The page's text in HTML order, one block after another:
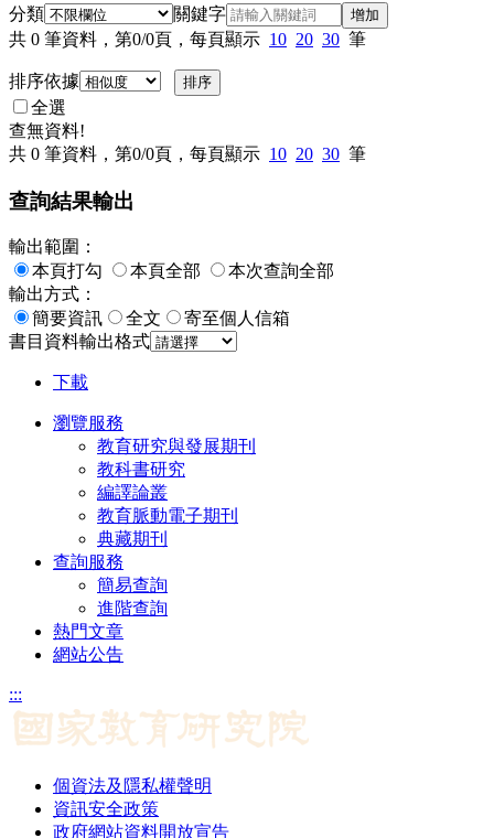
分類
關鍵字 增加
共 0 筆資料，第0/0頁，每頁顯示 10 20 30 筆
排序依據
全選
查無資料!
共 0 筆資料，第0/0頁，每頁顯示 10 20 30 筆
查詢結果輸出
輸出範圍：
本頁打勾
本頁全部
本次查詢全部
輸出方式：
簡要資訊
全文
寄至個人信箱
書目資料輸出格式
下載
瀏覽服務
教育研究與發展期刊
教科書研究
編譯論叢
教育脈動電子期刊
典藏期刊
查詢服務
簡易查詢
進階查詢
熱門文章
網站公告
:::
個資法及隱私權聲明
資訊安全政策
政府網站資料開放宣告